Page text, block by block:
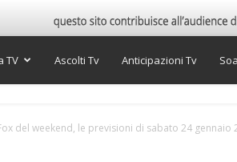
TV Ascolti Tv Anticipazioni Tv
del weekend, le previsioni di sabato 24 gennaio